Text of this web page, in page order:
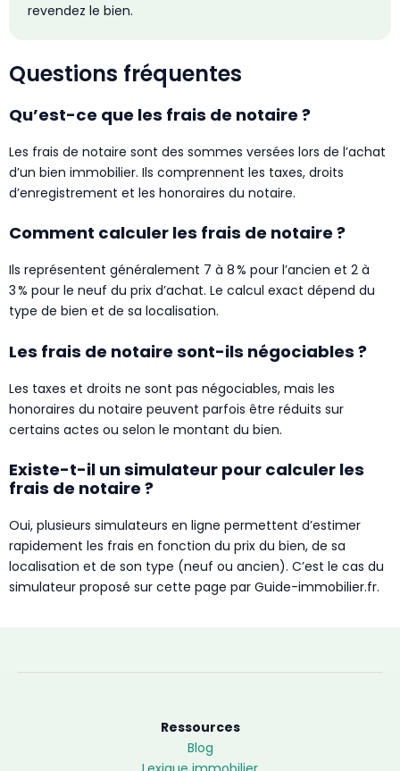
revendez le bien.
Questions fréquentes
Qu’est-ce que les frais de notaire ?
Les frais de notaire sont des sommes versées lors de l’achat
d’un bien immobilier. Ils comprennent les taxes, droits
d’enregistrement et les honoraires du notaire.
Comment calculer les frais de notaire ?
Ils représentent généralement 7 à 8 % pour l’ancien et 2 à
3 % pour le neuf du prix d’achat. Le calcul exact dépend du
type de bien et de sa localisation.
Les frais de notaire sont-ils négociables ?
Les taxes et droits ne sont pas négociables, mais les
honoraires du notaire peuvent parfois être réduits sur
certains actes ou selon le montant du bien.
Existe-t-il un simulateur pour calculer les
frais de notaire ?
Oui, plusieurs simulateurs en ligne permettent d’estimer
rapidement les frais en fonction du prix du bien, de sa
localisation et de son type (neuf ou ancien). C’est le cas du
simulateur proposé sur cette page par Guide-immobilier.fr.
Ressources
Blog